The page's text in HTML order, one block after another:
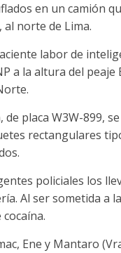
en un camión
norte de Lima.
labor de
a la altura del peaje
placa W3W-899,
rectangulares
policiales los
Al ser sometida a
Ene y Mantaro